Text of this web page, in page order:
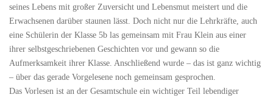
seines Lebens mit großer Zuversicht und Lebensmut meistert und die
Erwachsenen darüber staunen lässt. Doch nicht nur die Lehrkräfte, auch
eine Schülerin der Klasse 5b las gemeinsam mit Frau Klein aus einer
ihrer selbstgeschriebenen Geschichten vor und gewann so die
Aufmerksamkeit ihrer Klasse. Anschließend wurde – das ist ganz wichtig
– über das gerade Vorgelesene noch gemeinsam gesprochen.
Das Vorlesen ist an der Gesamtschule ein wichtiger Teil lebendiger